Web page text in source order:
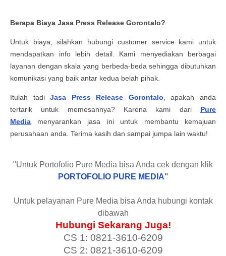
Berapa Biaya Jasa Press Release Gorontalo?
Untuk biaya, silahkan hubungi customer service kami untuk
mendapatkan info lebih detail. Kami menyediakan berbagai
layanan dengan skala yang berbeda-beda sehingga dibutuhkan
komunikasi yang baik antar kedua belah pihak.
Itulah tadiJasa Press Release Gorontalo , apakah anda
tertarik untuk memesannya? Karena kami dari Pure
Media menyarankan jasa ini untuk membantu kemajuan
perusahaan anda. Terima kasih dan sampai jumpa lain waktu!
"Untuk Portofolio Pure Media bisa Anda cek dengan klik
PORTOFOLIO PURE MEDIA"
Untuk pelayanan Pure Media bisa Anda hubungi kontak
dibawah
Hubungi Sekarang Juga!
CS 1: 0821-3610-6209
CS 2: 0821-3610-6209